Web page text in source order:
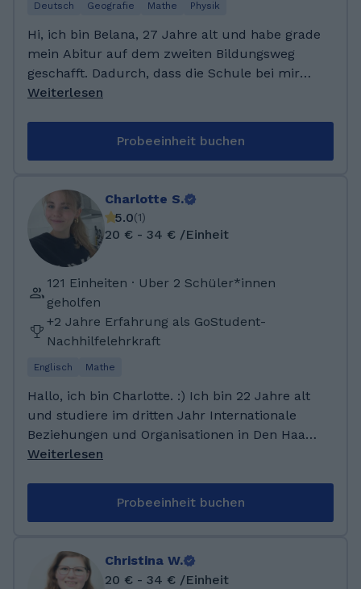
Deutsch Geografie Mathe Physik
Hi, ich bin Belana, 27 Jahre alt und habe grade
mein Abitur auf dem zweiten Bildungsweg
geschafft. Dadurch, dass die Schule bei mir
noch nicht so lange her ist weiß ich wie es sich
hat mir in den letzten Schuljahren viel Spaß
gemacht und ich hoffe auch bald auf Lehramt
studieren zu können Ich habe mein Abitur an
einem Kolleg auf dem zweiten Bildungsweg
abgeschlossen. Davor habe ich eine
Berufsschule besucht und dort mein
Fachabitur im Bereich Wirtschaft gemacht. Ich
habe in der Zeit gern meinem eigenen Bruder,
aber auch Mitschülern und Bekannten
Nachhilfe gegeben.
Weiterlesen
Probeeinheit buchen
Charlotte S.
5.0(1)
20 € - 34 € /Einheit
121 Einheiten · Uber 2 Schüler*innen
geholfen
+2 Jahre Erfahrung als GoStudent-
Nachhilfelehrkraft
Englisch Mathe
Hallo, ich bin Charlotte. :) Ich bin 22 Jahre alt
und studiere im dritten Jahr Internationale
Beziehungen und Organisationen in Den Haag
in den Niederlanden. Ich habe bereits während
freuen dich/ihr Kind beim Lernen zu
unterstützen!
Weiterlesen
Probeeinheit buchen
Christina W.
20 € - 34 € /Einheit